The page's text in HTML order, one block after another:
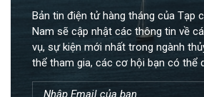
Bản tin điện tử hàng tháng của Tạp
Nam sẽ cập nhật các thông tin về
vụ, sự kiện mới nhất trong ngành
thể tham gia, các cơ hội bạn có thể